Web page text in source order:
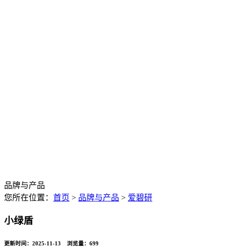
品牌与产品
您所在位置： 首页 > 品牌与产品 > 爱碧研
小绿盾
更新时间：2025-11-13 浏览量： 699